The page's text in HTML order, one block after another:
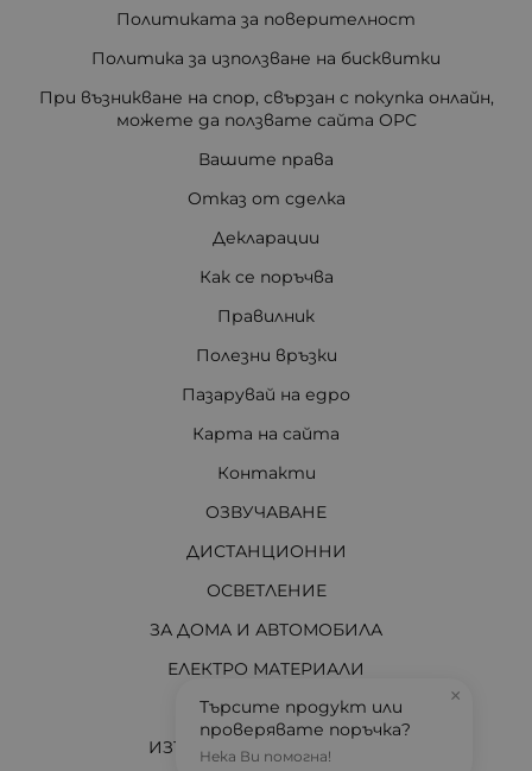
Политиката за поверителност
Политика за използване на бисквитки
При възникване на спор, свързан с покупка онлайн,
можете да ползвате сайта ОРС
Вашите права
Отказ от сделка
Декларации
Как се поръчва
Правилник
Полезни връзки
Пазарувай на едро
Карта на сайта
Контакти
ОЗВУЧАВАНЕ
ДИСТАНЦИОННИ
ОСВЕТЛЕНИЕ
ЗА ДОМА И АВТОМОБИЛА
ЕЛЕКТРО МАТЕРИАЛИ
ЗА ВАС ТЕХНИЦИ
ИЗТОЧНИЦИ НА ЕНЕРГИЯ
×
Търсите продукт или
проверявате поръчка?
Нека Ви помогна!